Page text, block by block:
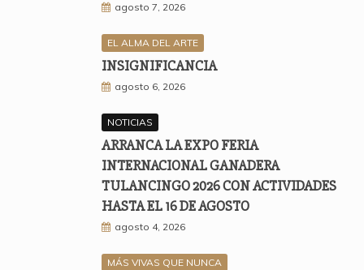
agosto 7, 2026
EL ALMA DEL ARTE
INSIGNIFICANCIA
agosto 6, 2026
NOTICIAS
ARRANCA LA EXPO FERIA
INTERNACIONAL GANADERA
TULANCINGO 2026 CON ACTIVIDADES
HASTA EL 16 DE AGOSTO
agosto 4, 2026
MÁS VIVAS QUE NUNCA